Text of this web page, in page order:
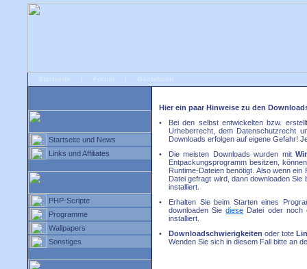
Startseite und News
Links und Affiliates
PHP-Scripte
Programme
Wallpapers
Sonstiges
Hier ein paar Hinweise zu den
•
Bei den selbst entwickelten bzw.
Urheberrecht, dem Datenschutzrecht
Downloads erfolgen auf eigene Gefahr!
•
Die meisten Downloads wurden mit
Entpackungsprogramm besitzen,
Runtime-Dateien benötigt. Also wenn
Datei gefragt wird, dann downloaden Sie
installiert.
•
Erhalten Sie beim Starten eines
downloaden Siediese Datei oder noch
installiert.
•
Downloadschwierigkeiten oder tote
Wenden Sie sich in diesem Fall bitte an